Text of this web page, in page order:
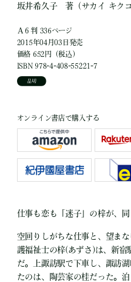
坂井希久子 著 （サカイ キクコ
Ａ６判 336ページ
2015年04月03日発売
価格 652円（税込）
ISBN 978-4-408-55221-7
品切
オンライン書店で購入する
仕事も恋も「迷子」の梓が、
空回りしがちな仕事と、望ま
護福祉士の梓(あずさ)は、新宿
だ。上諏訪駅で下車し、諏訪
たのは、陶芸家の桂だった。